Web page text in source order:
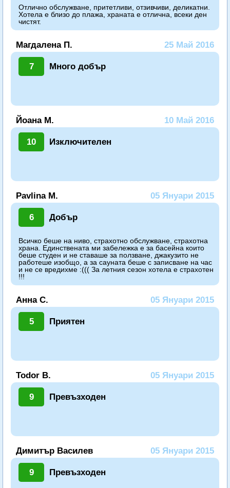
Отлично обслужване, притетливи, отзивчиви, деликатни.
Хотела е близо до плажа, храната е отлична, всеки ден
чистят.
Магдалена П. 25 Май 2016
7 Много добър
Йоана М. 10 Май 2016
10 Изключителен
Pavlina M. 05 Януари 2015
6 Добър
Всичко беше на ниво, страхотно обслужване, страхотна
храна. Единствената ми забележка е за басейна които
беше студен и не ставаше за ползване, джакузито не
работеше изобщо, а за сауната беше с записване на час
и не се вредихме :((( За летния сезон хотела е страхотен
!!!
Анна С. 05 Януари 2015
5 Приятен
Todor B. 05 Януари 2015
9 Превъзходен
Димитър Василев 05 Януари 2015
9 Превъзходен